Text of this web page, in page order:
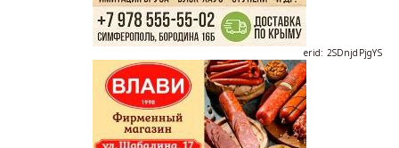
erid: 2SDnjdPjgYS
erid: 2SDnjdvhGXG